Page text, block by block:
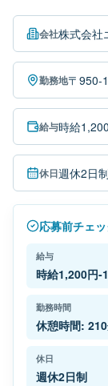
会社株式会社
勤務地〒950-
給与時給
休日週休2日制
応募前チェッ
給与
時給1,200円-
勤務時間
休憩時間:
休日
週休2日制